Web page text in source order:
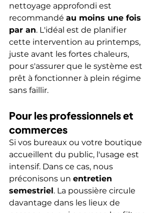
nettoyage approfondi est
recommandé au moins une fois
par an. L'idéal est de planifier
cette intervention au printemps,
juste avant les fortes chaleurs,
pour s'assurer que le système est
prêt à fonctionner à plein régime
sans faillir.
Pour les professionnels et
commerces
Si vos bureaux ou votre boutique
accueillent du public, l'usage est
intensif. Dans ce cas, nous
préconisons un entretien
semestriel. La poussière circule
davantage dans les lieux de